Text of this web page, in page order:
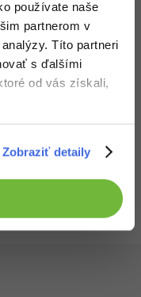
používate naše
partnerom v
Títo partneri
s ďalšími
od vás získali,
Zobraziť detaily
WebForms